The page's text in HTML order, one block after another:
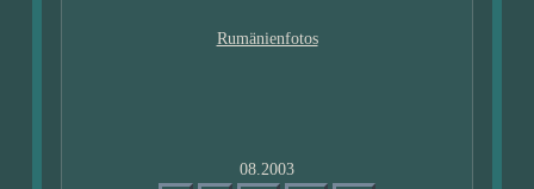
08.2003